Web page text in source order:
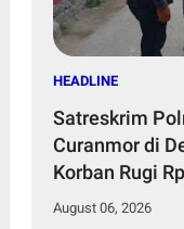
HEADLINE
Satreskrim
Curanmor di
Korban Rugi
August 06, 2026